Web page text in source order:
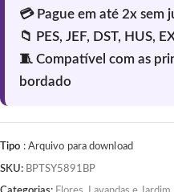
Tipo : Arquivo para download
SKU: BPTSY5891BP